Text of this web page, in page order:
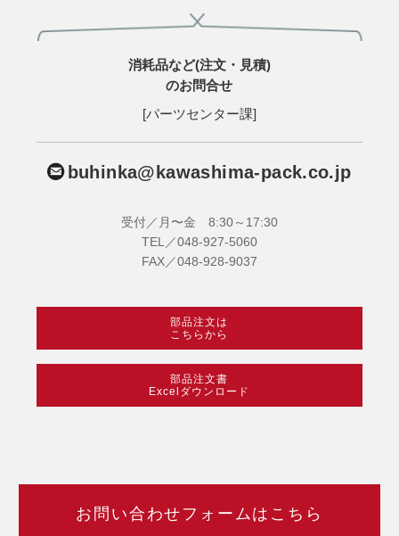
消耗品など(注文・見積)
のお問合せ
[パーツセンター課]
buhinka@kawashima-pack.co.jp
受付／月〜金 8:30～17:30
TEL／048-927-5060
FAX／048-928-9037
部品注文は
こちらから
部品注文書
Excelダウンロード
お問い合わせフォームはこちら